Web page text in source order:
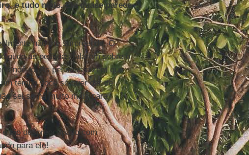
e tudo mais. Ele quase parece
não me surpreende. O
ouço as pessoas falarem sobre o
lo. As pessoas dizem que
tempo você só quer dar de
sei se há muito mais para
tão despreocupado com
para ele!